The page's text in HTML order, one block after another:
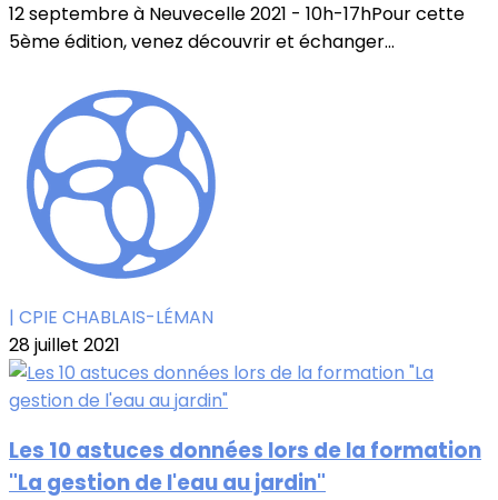
12 septembre à Neuvecelle 2021 - 10h-17hPour cette
5ème édition, venez découvrir et échanger...
| CPIE CHABLAIS-LÉMAN
28 juillet 2021
Les 10 astuces données lors de la formation
"La gestion de l'eau au jardin"